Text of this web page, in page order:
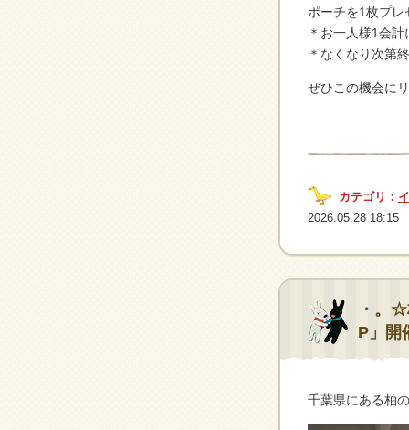
ポーチを1枚プレ
＊お一人様1会
＊なくなり次第
ぜひこの機会に
カテゴリ：
2026.05.28 18:15
・。
P」開
千葉県にある柏